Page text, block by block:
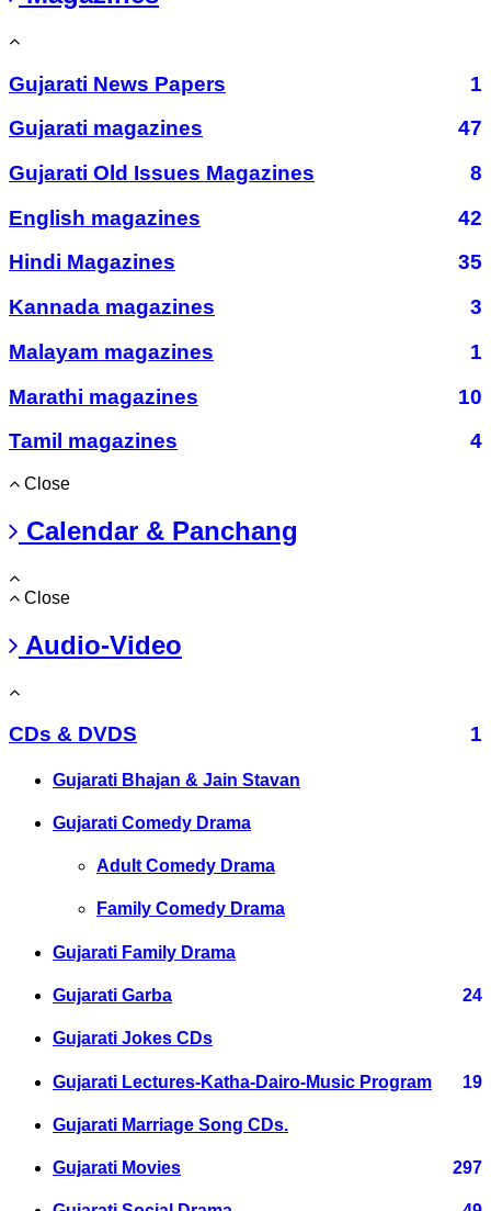
Gujarati News Papers
1
Gujarati magazines
47
Gujarati Old Issues Magazines
8
English magazines
42
Hindi Magazines
35
Kannada magazines
3
Malayam magazines
1
Marathi magazines
10
Tamil magazines
4
Close
Calendar & Panchang
Close
Audio-Video
CDs & DVDS 1
Gujarati Bhajan & Jain Stavan
Gujarati Comedy Drama
Adult Comedy Drama
Family Comedy Drama
Gujarati Family Drama
Gujarati Garba 24
Gujarati Jokes CDs
Gujarati Lectures-Katha-Dairo-Music Program 19
Gujarati Marriage Song CDs.
Gujarati Movies 297